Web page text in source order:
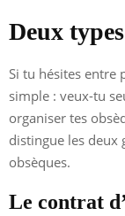
Deux
Si tu hésites entre
simple : veux-tu
organiser tes
distingue les deux
obsèques.
Le contrat